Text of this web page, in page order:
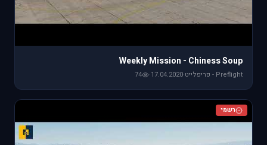
Weekly Mission - Chiness Soup
Preflight - פריפלייט ·
17.04.2020
·
74
רשמי